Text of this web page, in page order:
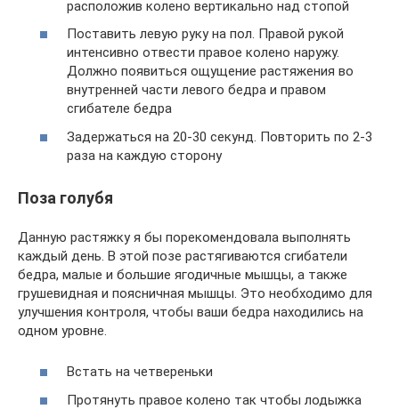
расположив колено вертикально над стопой
Поставить левую руку на пол. Правой рукой
интенсивно отвести правое колено наружу.
Должно появиться ощущение растяжения во
внутренней части левого бедра и правом
сгибателе бедра
Задержаться на 20-30 секунд. Повторить по 2-3
раза на каждую сторону
Поза голубя
Данную растяжку я бы порекомендовала выполнять
каждый день. В этой позе растягиваются сгибатели
бедра, малые и большие ягодичные мышцы, а также
грушевидная и поясничная мышцы. Это необходимо для
улучшения контроля, чтобы ваши бедра находились на
одном уровне.
Встать на четвереньки
Протянуть правое колено так чтобы лодыжка